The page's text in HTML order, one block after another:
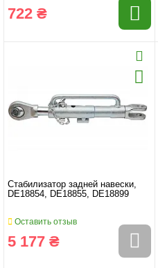
722 ₴
Стабилизатор задней навески,
DE18854, DE18855, DE18899
Оставить отзыв
5 177 ₴